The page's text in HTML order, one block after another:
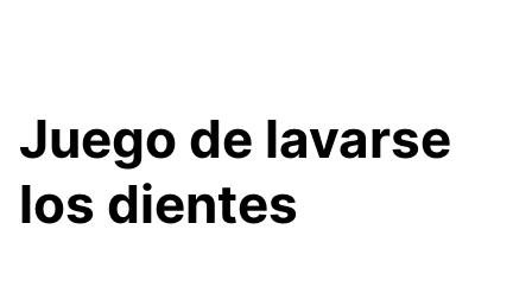
Juego de lavarse
los dientes